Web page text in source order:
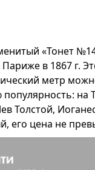
«Тонет
в 1867 г.
метр
Толстой,
его цена не